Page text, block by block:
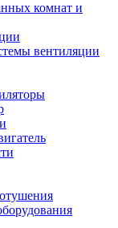
комнат и
вентиляции